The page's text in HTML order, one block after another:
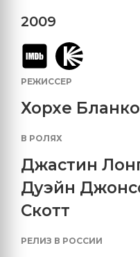
2009
РЕЖИССЕР
Хорхе Бланко
В РОЛЯХ
Джастин
Дуэйн
Скотт
РЕЛИЗ В РОССИИ